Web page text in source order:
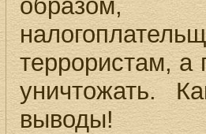
образом,
террористам, а
уничтожать.
выводы!